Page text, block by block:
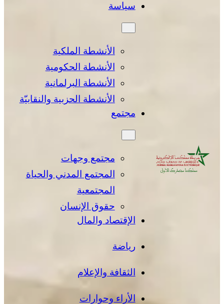
سياسة
الأنشطة الملكية
الأنشطة الحكومية
الأنشطة البرلمانية
الأنشطة الحزبية والنقابيّة
مجتمع
مجتمع وجهات
المجتمع المدني والحياة
المجتمعية
حقوق الإنسان
الإقتصاد والمال
رياضة
الثقافة والإعلام
الأراء وحوارات